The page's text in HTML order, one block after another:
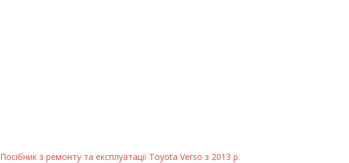
Посібник з ремонту та експлуатації Toyota Verso з 2013 р.